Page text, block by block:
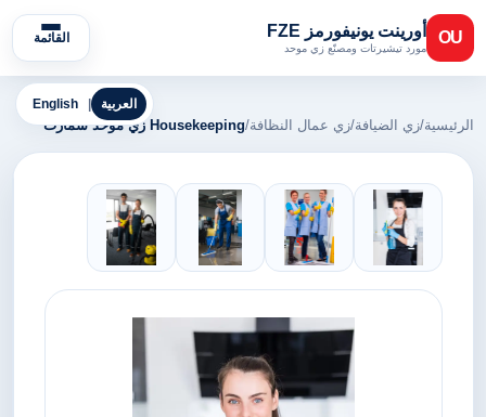
OU أورينت يونيفورمز FZE
مورد تيشيرتات ومصنّع زي موحد
القائمة
English العربية
الرئيسية/زي الضيافة/زي عمال النظافة/Housekeeping زي موحد سمارت